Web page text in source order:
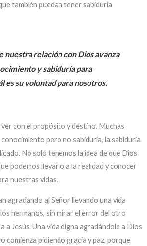
también puedan tener sabiduría
nuestra relación con Dios avanza
y sabiduría para
es su voluntad para nosotros.
con el propósito y destino. Muchas
pero no sabiduría, la sabiduría
No solo tenemos la idea de que Dios
podemos llevarlo a la realidad y conocer
nuestras vidas.
agradando al Señor llevando una vida
hermanos, sin mirar el error del otro
a Jesús. Una vida digna agradándole a Dios
comienza pidiendo gracia y paz, porque